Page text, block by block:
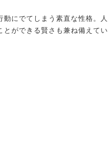
にでてしまう素直な性格。人
ができる賢さも兼ね備えてい